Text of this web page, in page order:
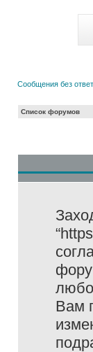
Сообщения без
Список форумов
Вам